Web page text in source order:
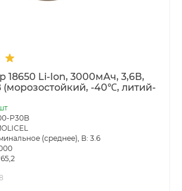
18650 Li-Ion, 3000мАч, 3,6В,
(морозостойкий, -40℃, литий-
P30B
(среднее), В: 3.6